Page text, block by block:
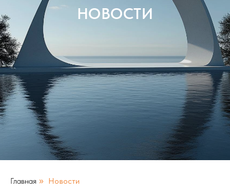
НОВОСТИ
Главная » Новости